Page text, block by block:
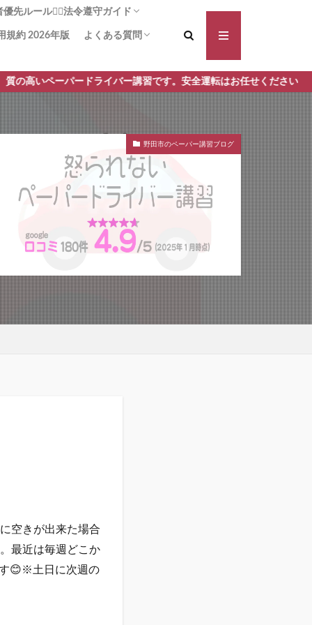
先ルール🚶‍♀️法令遵守ガイド
断歩道！啓発は力なり
：追突被害の可能性を減らす
歩道+1】事故や違反の減少に
務は!?安全に通行する安心ガイ
向車側の渋滞🚗 一時停止義務
規約 2026年版 よくある質問
認をしっかり予習！
るの？ ペーパードライバー講習 モロッコ屋
ドライバー講習です。安全運転はお任せください
野田市のペーパー講習ブログ
空きが出来た場合
最近は毎週どこか
😊※土日に次週の